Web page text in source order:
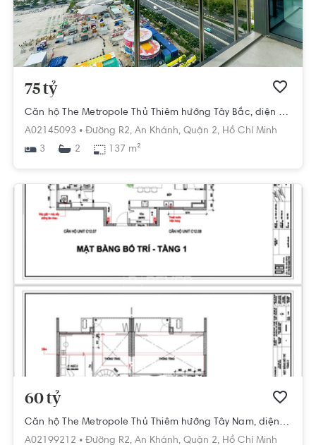
75 tỷ
Căn hộ The Metropole Thủ Thiêm hướng Tây Bắc, diện tích 137m²
A02145093 • Đường R2, An Khánh, Quận 2, Hồ Chí Minh
3
2 137 m²
60 tỷ
Căn hộ The Metropole Thủ Thiêm hướng Tây Nam, diện tích 170m²
A02199212 • Đường R2, An Khánh, Quận 2, Hồ Chí Minh